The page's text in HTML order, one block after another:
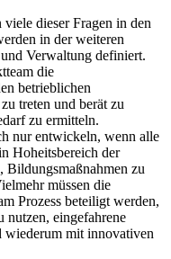
dieser Fragen in den
in der weiteren
Verwaltung definiert.
die
betrieblichen
treten und berät zu
zu ermitteln.
nur entwickeln, wenn alle
Hoheitsbereich der
Bildungsmaßnahmen zu
müssen die
Prozess beteiligt werden,
nutzen, eingefahrene
wiederum mit innovativen